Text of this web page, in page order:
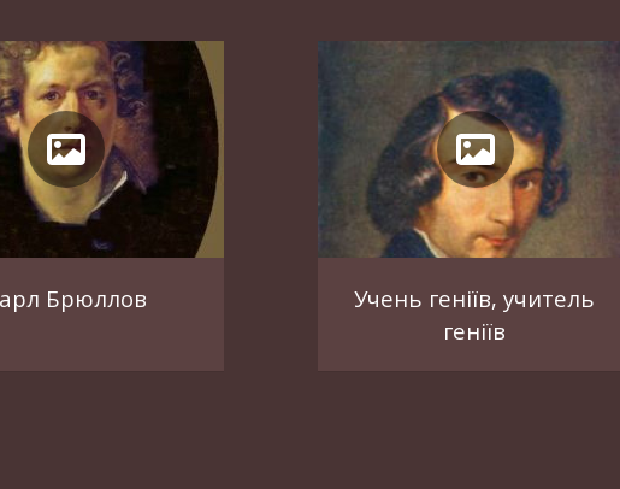
Брюллов
Учень геніїв, учитель
геніїв